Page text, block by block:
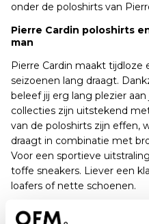
onder de poloshirts van
Pierre Cardin poloshirts
man
Pierre Cardin maakt
seizoenen lang draagt.
beleef jij erg lang plezier
collecties zijn uitstekend
van de poloshirts zijn effen,
draagt in combinatie met
Voor een sportieve
toffe sneakers. Liever een
loafers of nette schoenen.
Met een poloshirt op een